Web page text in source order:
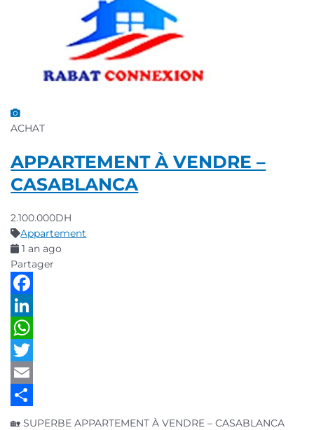
ACHAT
APPARTEMENT À VENDRE –
CASABLANCA
2.100.000DH
Appartement
1 an ago
Partager
Facebook
LinkedIn
WhatsApp
Twitter
Email
Partager
🏡 SUPERBE APPARTEMENT À VENDRE – CASABLANCA